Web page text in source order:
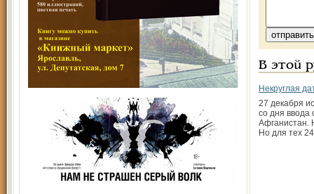
В этой
Некруглая
27 декабря
со дня ввода
Афганистан.
Но для тех